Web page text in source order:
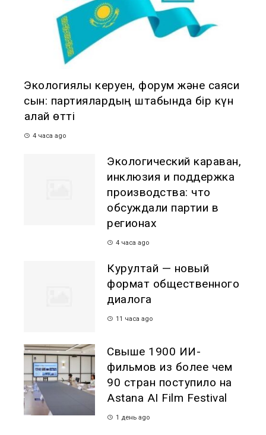
Экологиялық керуен, форум және саяси
сын: партиялардың штабында бір күн
қалай өтті
4 часа ago
Экологический караван,
инклюзия и поддержка
производства: что
обсуждали партии в
регионах
4 часа ago
Курултай — новый
формат общественного
диалога
11 часа ago
Свыше 1900 ИИ-
фильмов из более чем
90 стран поступило на
Astana AI Film Festival
1 день ago